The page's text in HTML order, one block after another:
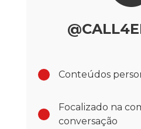
Conteúdos
Focalizado na
conversação